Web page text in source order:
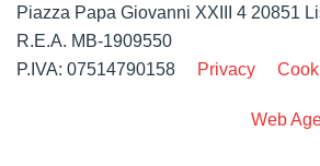
Piazza Papa Giovanni XXIII 4 20851
R.E.A. MB-1909550
P.IVA: 07514790158
Privacy
Web